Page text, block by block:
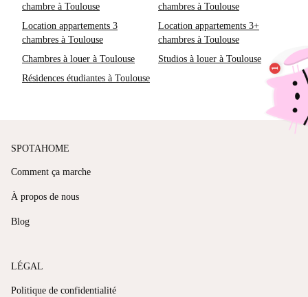
chambre à Toulouse
chambres à Toulouse
Location appartements 3
chambres à Toulouse
Location appartements 3+
chambres à Toulouse
Chambres à louer à Toulouse
Studios à louer à Toulouse
Résidences étudiantes à Toulouse
SPOTAHOME
Comment ça marche
À propos de nous
Blog
LÉGAL
Politique de confidentialité